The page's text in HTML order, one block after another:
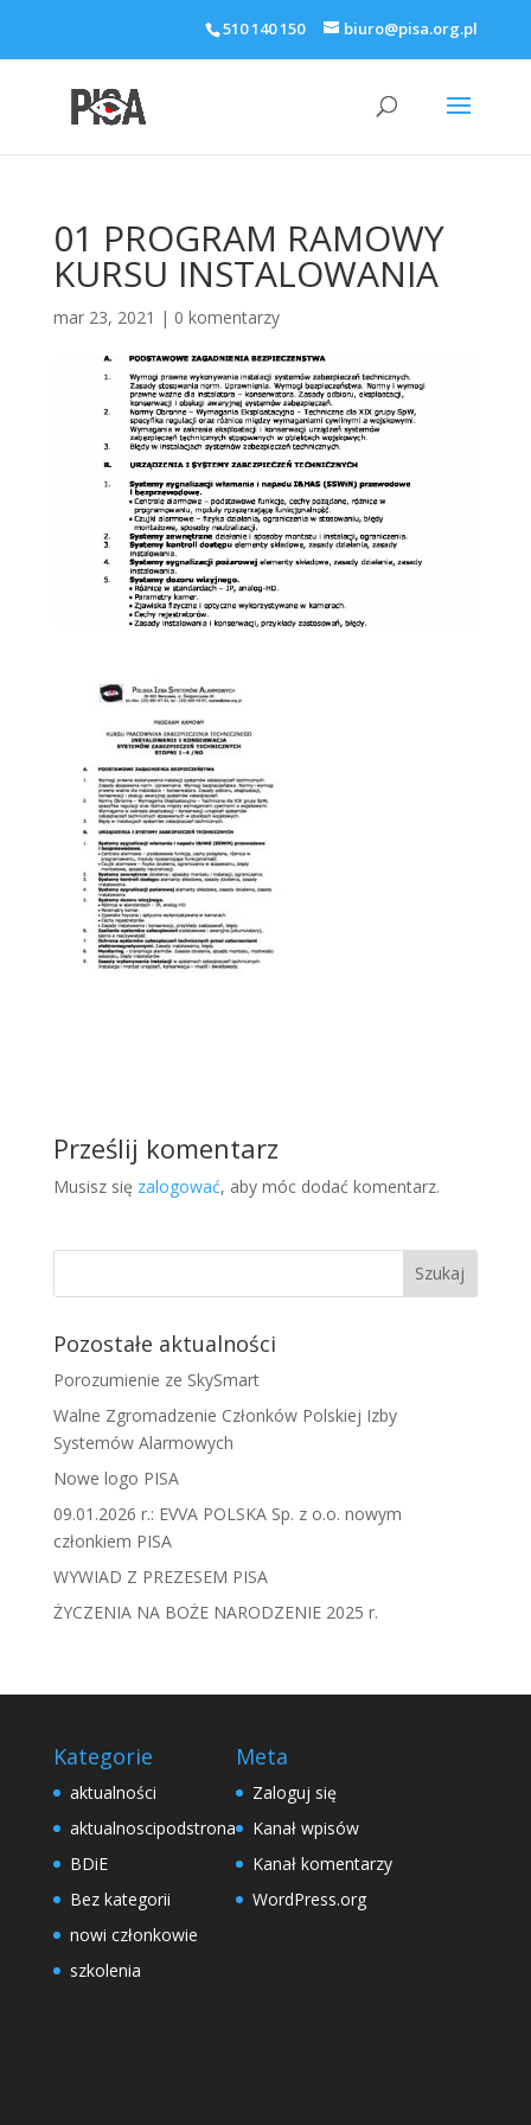
510 140 150 biuro@pisa.org.pl
01 PROGRAM RAMOWY
KURSU INSTALOWANIA
mar 23, 2021 | 0 komentarzy
Prześlij komentarz
Musisz się zalogować, aby móc dodać komentarz.
Pozostałe aktualności
Porozumienie ze SkySmart
Walne Zgromadzenie Członków Polskiej Izby
Systemów Alarmowych
Nowe logo PISA
09.01.2026 r.: EVVA POLSKA Sp. z o.o. nowym
członkiem PISA
WYWIAD Z PREZESEM PISA
ŻYCZENIA NA BOŻE NARODZENIE 2025 r.
Kategorie
aktualności
aktualnoscipodstrona
BDiE
Bez kategorii
nowi członkowie
szkolenia
Meta
Zaloguj się
Kanał wpisów
Kanał komentarzy
WordPress.org